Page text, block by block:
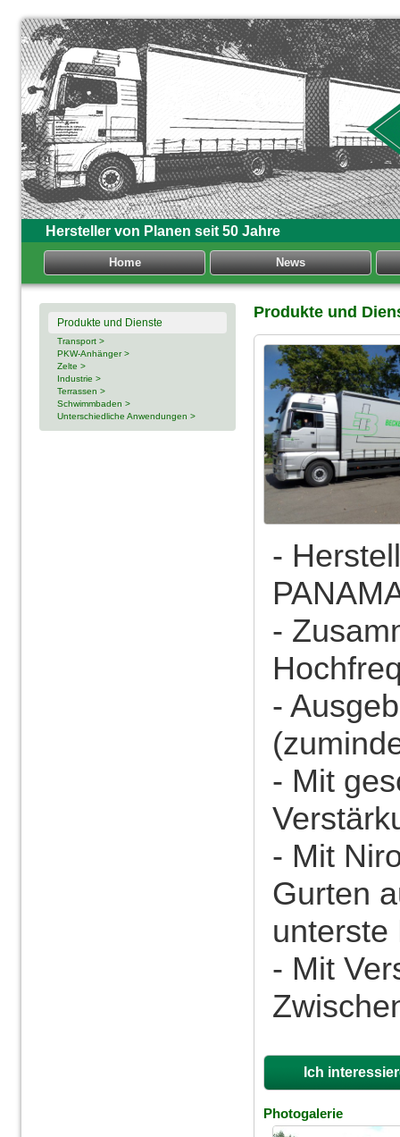
Hersteller von Planen seit 50 Jahre
Home News
Produkte und Dienste
Transport >
PKW-Anhänger >
Zelte >
Industrie >
Terrassen >
Schwimmbaden >
Unterschiedliche Anwendungen >
Produkte und
-
-
-
- Mit
- Mit
Gurten
unterste
- Mit
Ich
Photogalerie